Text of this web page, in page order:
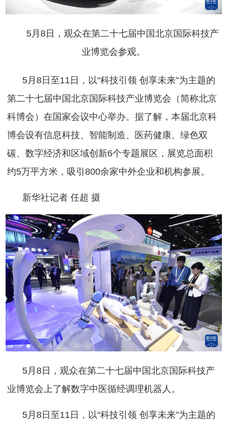
5月8日，观众在第二十七届中国北京国际科技产
业博览会参观。
5月8日至11日，以“科技引领 创享未来”为主题的
第二十七届中国北京国际科技产业博览会（简称北京
科博会）在国家会议中心举办。据了解，本届北京科
博会设有信息科技、智能制造、医药健康、绿色双
碳、数字经济和区域创新6个专题展区，展览总面积
约5万平方米，吸引800余家中外企业和机构参展。
新华社记者 任超 摄
5月8日，观众在第二十七届中国北京国际科技产
业博览会上了解数字中医循经调理机器人。
5月8日至11日，以“科技引领 创享未来”为主题的